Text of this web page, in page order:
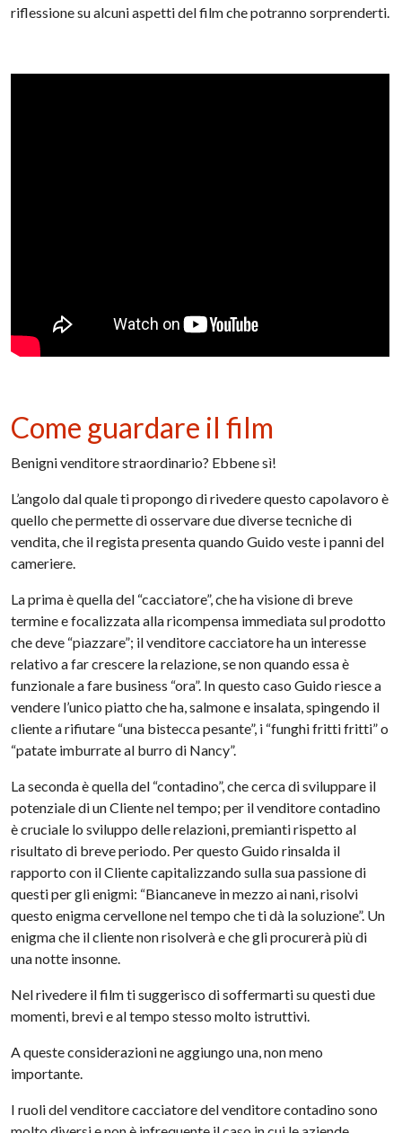
riflessione su alcuni aspetti del film che potranno sorprenderti.
Come guardare il film
Benigni venditore straordinario? Ebbene sì!
L’angolo dal quale ti propongo di rivedere questo capolavoro è
quello che permette di osservare due diverse tecniche di
vendita, che il regista presenta quando Guido veste i panni del
cameriere.
La prima è quella del “cacciatore”, che ha visione di breve
termine e focalizzata alla ricompensa immediata sul prodotto
che deve “piazzare”; il venditore cacciatore ha un interesse
relativo a far crescere la relazione, se non quando essa è
funzionale a fare business “ora”. In questo caso Guido riesce a
vendere l’unico piatto che ha, salmone e insalata, spingendo il
cliente a rifiutare “una bistecca pesante”, i “funghi fritti fritti” o
“patate imburrate al burro di Nancy”.
La seconda è quella del “contadino”, che cerca di sviluppare il
potenziale di un Cliente nel tempo; per il venditore contadino
è cruciale lo sviluppo delle relazioni, premianti rispetto al
risultato di breve periodo. Per questo Guido rinsalda il
rapporto con il Cliente capitalizzando sulla sua passione di
questi per gli enigmi: “Biancaneve in mezzo ai nani, risolvi
questo enigma cervellone nel tempo che ti dà la soluzione”. Un
enigma che il cliente non risolverà e che gli procurerà più di
una notte insonne.
Nel rivedere il film ti suggerisco di soffermarti su questi due
momenti, brevi e al tempo stesso molto istruttivi.
A queste considerazioni ne aggiungo una, non meno
importante.
I ruoli del venditore cacciatore del venditore contadino sono